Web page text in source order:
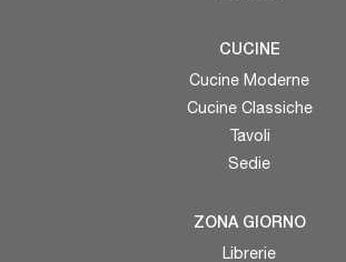
CUCINE
Cucine Moderne
Cucine Classiche
Tavoli
Sedie
ZONA GIORNO
Librerie